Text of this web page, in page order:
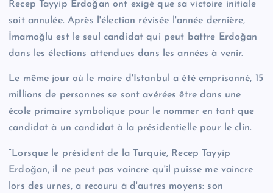
Recep Tayyip Erdoğan ont exigé que sa victoire initiale
soit annulée. Après l'élection révisée l'année dernière,
İmamoğlu est le seul candidat qui peut battre Erdoğan
dans les élections attendues dans les années à venir.
Le même jour où le maire d'Istanbul a été emprisonné, 15
millions de personnes se sont avérées être dans une
école primaire symbolique pour le nommer en tant que
candidat à un candidat à la présidentielle pour le clin.
“Lorsque le président de la Turquie, Recep Tayyip
Erdoğan, il ne peut pas vaincre qu'il puisse me vaincre
lors des urnes, a recouru à d'autres moyens: son